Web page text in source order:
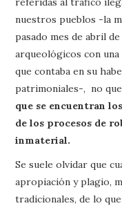
nuestros pueblos -la
pasado mes de abril
arqueológicos con
que contaba en su
patrimoniales-, no
que se encuentran
de los procesos de
inmaterial.
Se suele olvidar que
apropiación y plagio,
tradicionales, de lo